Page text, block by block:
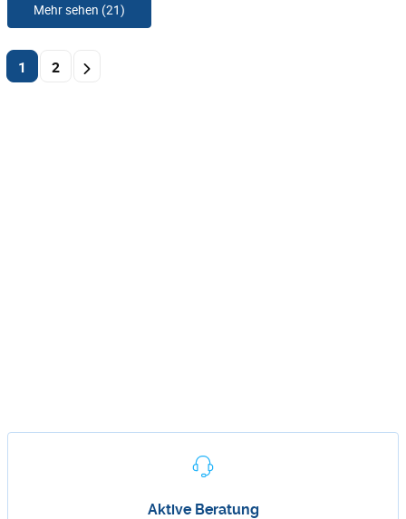
Mehr sehen (21)
1 2
Aktive Beratung